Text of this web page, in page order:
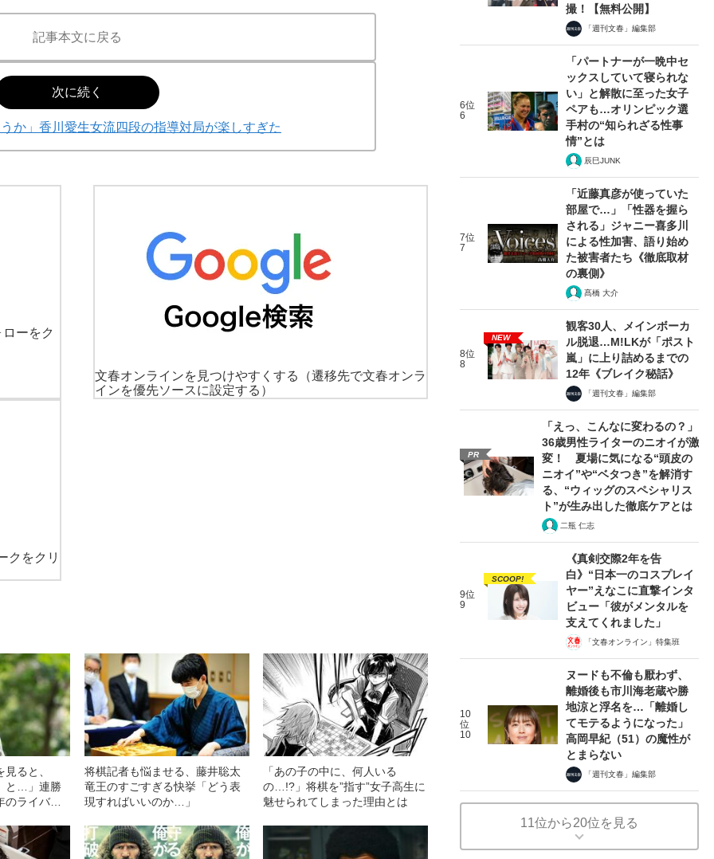
記事本文に戻る
次に続く
か」香川愛生女流四段の指導対局が楽しすぎた
ーをク
文春オンラインを見つけやすくする
（遷移先で文春オンラ
インを優先ソースに設定する）
クをクリ
ると、
と…」連勝
ライバル
将棋記者も悩ませる、藤井聡太
竜王のすごすぎる快挙「どう表
現すればいいのか…」
「あの子の中に、何人いる
の…!?」将棋を”指す”女子高生に
魅せられてしまった理由とは
撮！【無料公開】
「週刊文春」編集部
6位
6
「パートナーが一晩中セ
ックスしていて寝られな
い」と解散に至った女子
ペアも…オリンピック選
手村の“知られざる性事
情”とは
辰巳JUNK
7位
7
「近藤真彦が使っていた
部屋で…」「性器を握ら
される」ジャニー喜多川
による性加害、語り始め
た被害者たち《徹底取材
の裏側》
髙橋 大介
8位
8
NEW
観客30人、メインボーカ
ル脱退…M!LKが「ポスト
嵐」に上り詰めるまでの
12年《ブレイク秘話》
「週刊文春」編集部
PR
「えっ、こんなに変わるの？」
36歳男性ライターのニオイが激
変！ 夏場に気になる“頭皮の
ニオイ”や“ベタつき”を解消す
る、“ウィッグのスペシャリス
ト”が生み出した徹底ケアとは
二瓶 仁志
9位
9
SCOOP!
《真剣交際2年を告
白》“日本一のコスプレイ
ヤー”えなこに直撃インタ
ビュー「彼がメンタルを
支えてくれました」
「文春オンライン」特集班
10
位
10
ヌードも不倫も厭わず、
離婚後も市川海老蔵や勝
地涼と浮名を…「離婚し
てモテるようになった」
高岡早紀（51）の魔性が
とまらない
「週刊文春」編集部
11位から20位を見る